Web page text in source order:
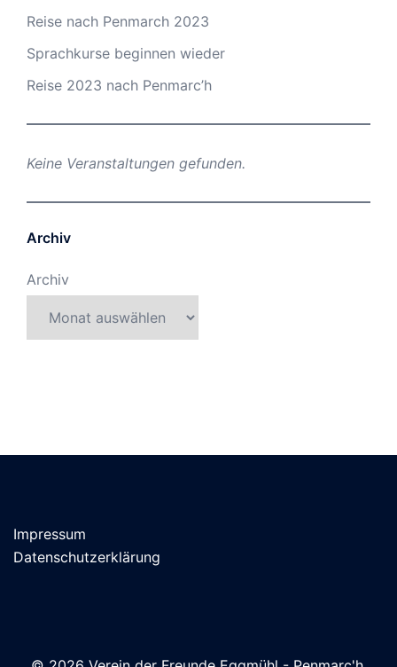
Reise nach Penmarch 2023
Sprachkurse beginnen wieder
Reise 2023 nach Penmarc’h
Keine Veranstaltungen gefunden.
Archiv
Archiv
Impressum
Datenschutzerklärung